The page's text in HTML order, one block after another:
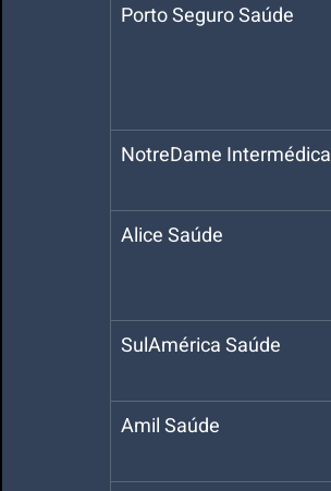
Porto Seguro Saúde
NotreDame Intermédica
Alice Saúde
SulAmérica Saúde
Amil Saúde